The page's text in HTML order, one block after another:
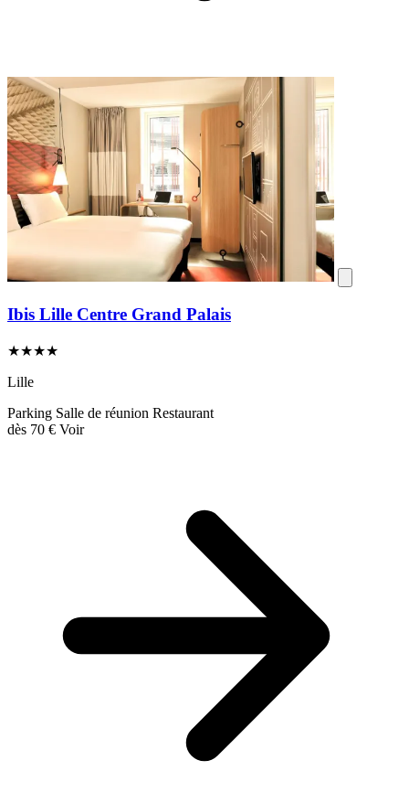
Ibis Lille Centre Grand Palais
★★★★
Lille
Parking Salle de réunion Restaurant
dès 70 € Voir